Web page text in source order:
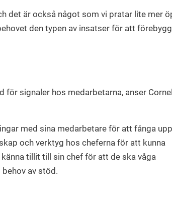
det är också något som vi pratar lite mer
den typen av insatser för att
för signaler hos medarbetarna, anser
med sina medarbetare för att fånga upp
och verktyg hos cheferna för att kunna
tillit till sin chef för att de ska våga
av stöd.